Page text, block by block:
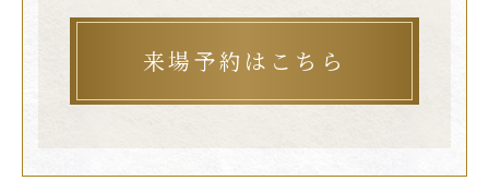
来場予約はこちら